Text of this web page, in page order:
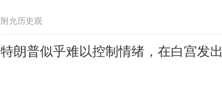
附允历史观
特朗普似乎难以控制情绪，在白宫发